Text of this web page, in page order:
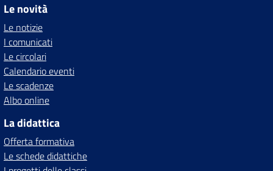
Le novità
Le notizie
I comunicati
Le circolari
Calendario eventi
Le scadenze
Albo online
La didattica
Offerta formativa
Le schede didattiche